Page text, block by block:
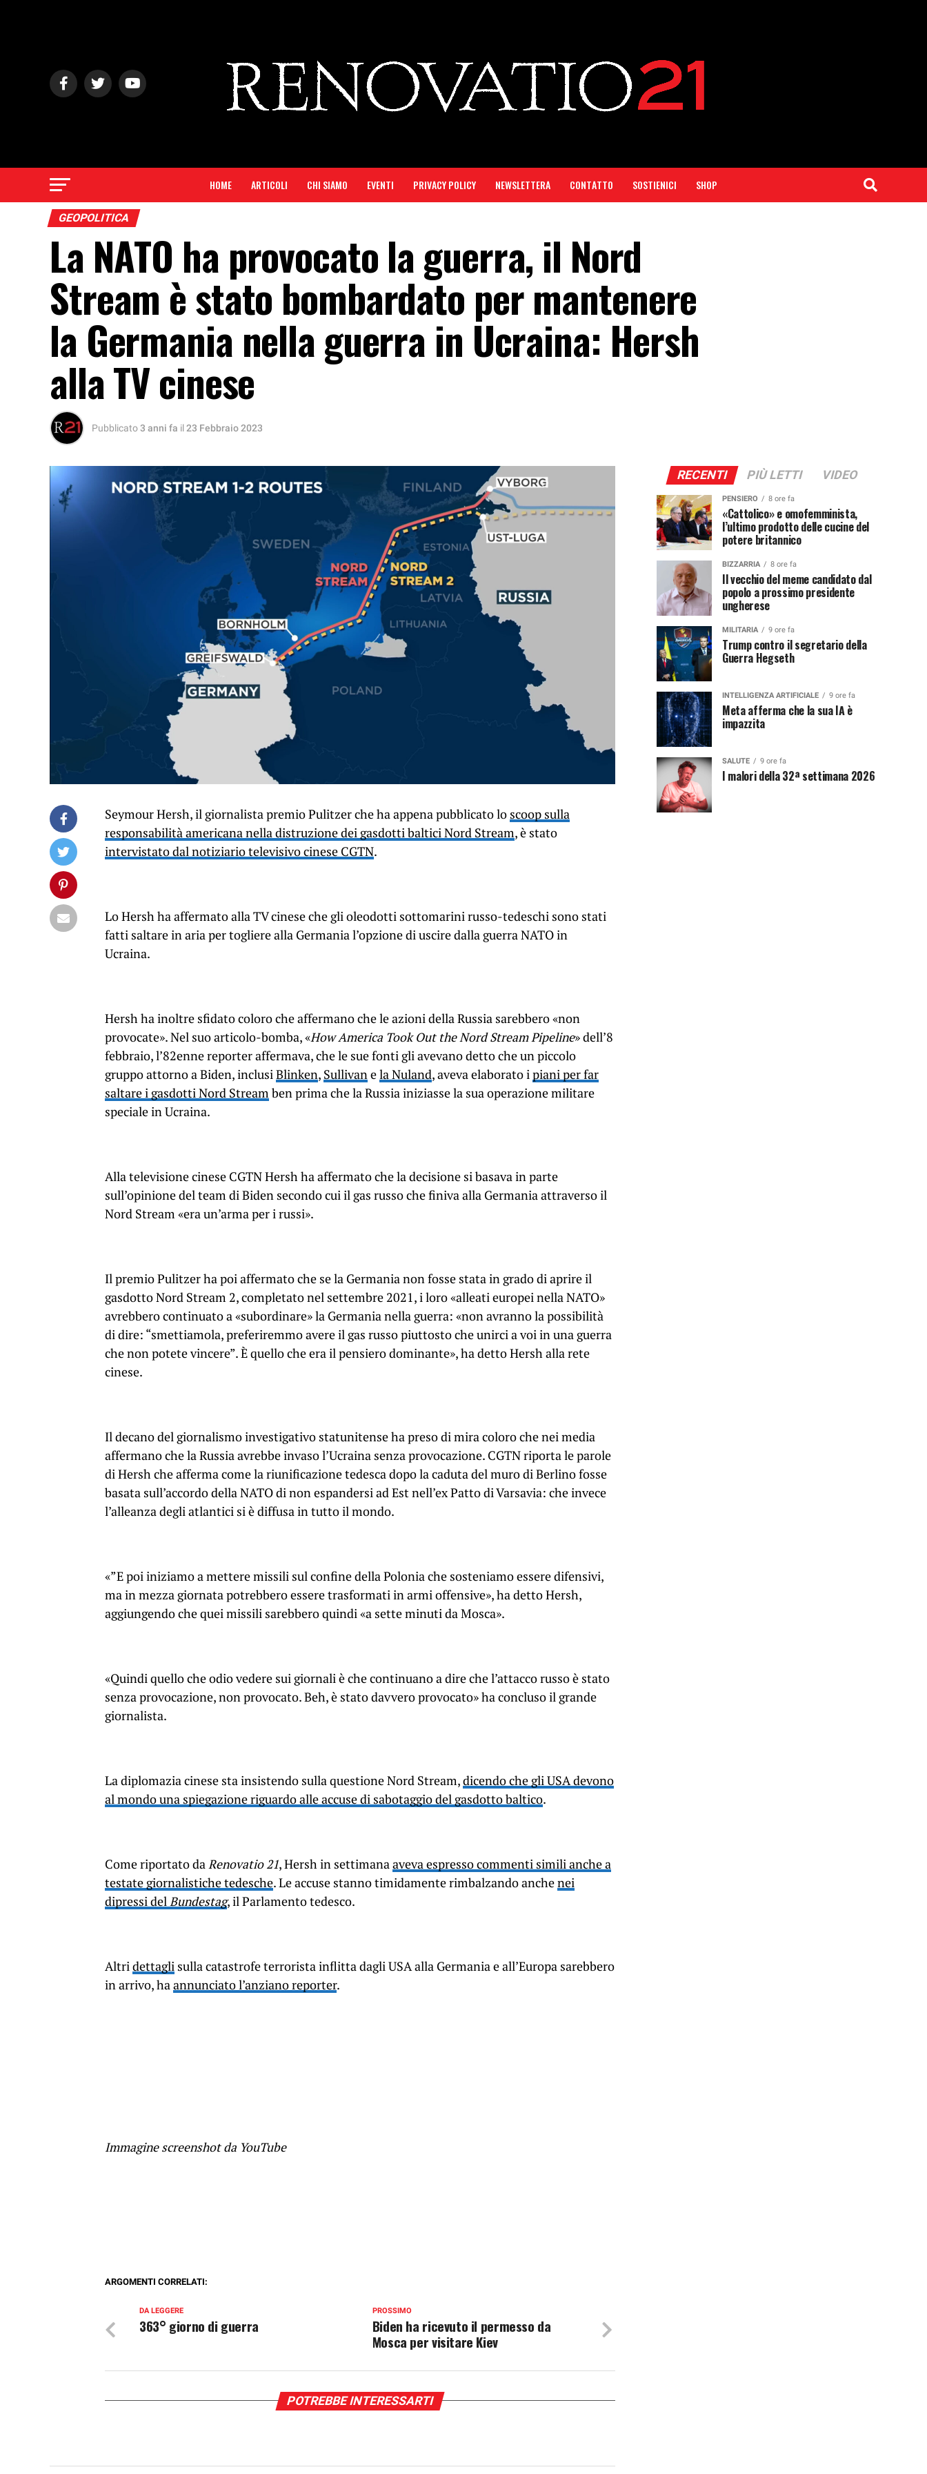
HOME ARTICOLI CHI SIAMO EVENTI PRIVACY POLICY NEWSLETTERA CONTATTO SOSTIENICI SHOP
GEOPOLITICA
La NATO ha provocato la guerra, il Nord
Stream è stato bombardato per mantenere
la Germania nella guerra in Ucraina: Hersh
alla TV cinese
Pubblicato3 anni fa il23 Febbraio 2023
Seymour Hersh, il giornalista premio Pulitzer che ha appena pubblicato lo scoop sulla
responsabilità americana nella distruzione dei gasdotti baltici Nord Stream, è stato
intervistato dal notiziario televisivo cinese CGTN.
Lo Hersh ha affermato alla TV cinese che gli oleodotti sottomarini russo-tedeschi sono stati
fatti saltare in aria per togliere alla Germania l’opzione di uscire dalla guerra NATO in
Ucraina.
Hersh ha inoltre sfidato coloro che affermano che le azioni della Russia sarebbero «non
provocate». Nel suo articolo-bomba, «How America Took Out the Nord Stream Pipeline» dell’8
febbraio, l’82enne reporter affermava, che le sue fonti gli avevano detto che un piccolo
gruppo attorno a Biden, inclusiBlinken, Sullivanela Nuland, aveva elaborato ipiani per far
saltare i gasdotti Nord Streamben prima che la Russia iniziasse la sua operazione militare
speciale in Ucraina.
Alla televisione cinese CGTN Hersh ha affermato che la decisione si basava in parte
sull’opinione del team di Biden secondo cui il gas russo che finiva alla Germania attraverso il
Nord Stream «era un’arma per i russi».
Il premio Pulitzer ha poi affermato che se la Germania non fosse stata in grado di aprire il
gasdotto Nord Stream 2, completato nel settembre 2021, i loro «alleati europei nella NATO»
avrebbero continuato a «subordinare» la Germania nella guerra: «non avranno la possibilità
di dire: “smettiamola, preferiremmo avere il gas russo piuttosto che unirci a voi in una guerra
che non potete vincere”. È quello che era il pensiero dominante», ha detto Hersh alla rete
cinese.
Il decano del giornalismo investigativo statunitense ha preso di mira coloro che nei media
affermano che la Russia avrebbe invaso l’Ucraina senza provocazione. CGTN riporta le parole
di Hersh che afferma come la riunificazione tedesca dopo la caduta del muro di Berlino fosse
basata sull’accordo della NATO di non espandersi ad Est nell’ex Patto di Varsavia: che invece
l’alleanza degli atlantici si è diffusa in tutto il mondo.
«”E poi iniziamo a mettere missili sul confine della Polonia che sosteniamo essere difensivi,
ma in mezza giornata potrebbero essere trasformati in armi offensive», ha detto Hersh,
aggiungendo che quei missili sarebbero quindi «a sette minuti da Mosca».
«Quindi quello che odio vedere sui giornali è che continuano a dire che l’attacco russo è stato
senza provocazione, non provocato. Beh, è ​​​​stato davvero provocato» ha concluso il grande
giornalista.
La diplomazia cinese sta insistendo sulla questione Nord Stream,dicendo che gli USA devono
al mondo una spiegazione riguardo alle accuse di sabotaggio del gasdotto baltico.
Come riportato daRenovatio 21, Hersh in settimanaaveva espresso commenti simili anche a
testate giornalistiche tedesche. Le accuse stanno timidamente rimbalzando anchenei
dipressi delBundestag, il Parlamento tedesco.
Altridettagli sulla catastrofe terrorista inflitta dagli USA alla Germania e all’Europa sarebbero
in arrivo, haannunciato l’anziano reporter.
Immagine screenshot da YouTube
ARGOMENTI CORRELATI:
PROSSIMO
Biden ha ricevuto il permesso da
Mosca per visitare Kiev
DA LEGGERE
363° giorno di guerra
POTREBBE INTERESSARTI
RECENTI PIÙ LETTI VIDEO
PENSIERO 8 ore fa
«Cattolico» e omofemminista,
l’ultimo prodotto delle cucine del
potere britannico
BIZZARRIA 8 ore fa
Il vecchio del meme candidato dal
popolo a prossimo presidente
ungherese
MILITARIA 9 ore fa
Trump contro il segretario della
Guerra Hegseth
INTELLIGENZA ARTIFICIALE 9 ore fa
Meta afferma che la sua IA è
impazzita
SALUTE 9 ore fa
I malori della 32ª settimana 2026